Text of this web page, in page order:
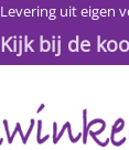
Levering uit eigen
Kijk bij de